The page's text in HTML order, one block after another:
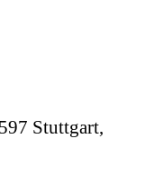
Stuttgart,